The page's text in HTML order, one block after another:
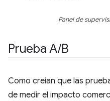
Panel de
Prueba A/B
Como creían que las
de medir el impacto